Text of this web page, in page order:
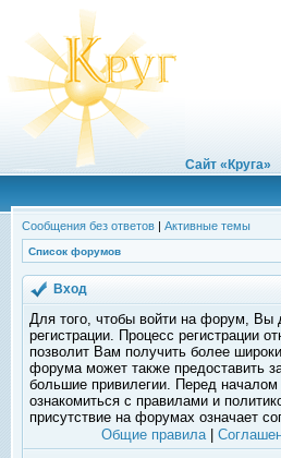
Сайт «Круга»
Сообщения без ответов | Активные темы
Список форумов
Вход
Для того, чтобы войти на форум, Вы
регистрации. Процесс регистрации
позволит Вам получить более
форума может также предоставить
большие привилегии. Перед
ознакомиться с правилами и
присутствие на форумах означает
Общие правила|